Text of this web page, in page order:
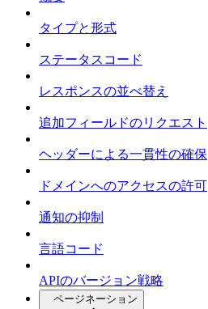
タイプと形式
ステータスコード
レスポンスの並べ替え
追加フィールドのリクエスト
ヘッダーによる一貫性の確保
ドメインへのアクセスの許可
通知の抑制
言語コード
APIのバージョン戦略
ページネーション